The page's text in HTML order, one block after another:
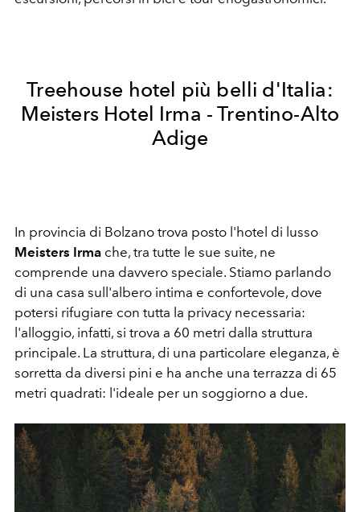
Treehouse hotel più belli d'Italia:
Meisters Hotel Irma - Trentino-Alto
Adige
In provincia di Bolzano trova posto l'hotel di lusso
Meisters Irma che, tra tutte le sue suite, ne
comprende una davvero speciale. Stiamo parlando
di una casa sull'albero intima e confortevole, dove
potersi rifugiare con tutta la privacy necessaria:
l'alloggio, infatti, si trova a 60 metri dalla struttura
principale. La struttura, di una particolare eleganza, è
sorretta da diversi pini e ha anche una terrazza di 65
metri quadrati: l'ideale per un soggiorno a due.